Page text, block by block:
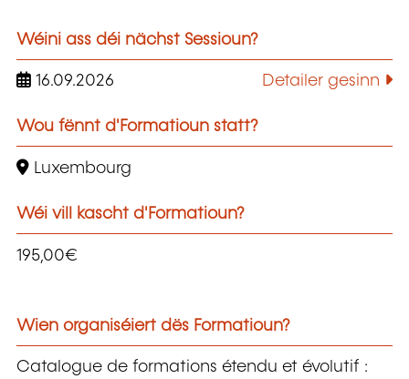
Wéini ass déi nächst Sessioun?
16.09.2026 Detailer gesinn
Wou fënnt d'Formatioun statt?
Luxembourg
Wéi vill kascht d'Formatioun?
195,00€
Wien organiséiert dës Formatioun?
Catalogue de formations étendu et évolutif :